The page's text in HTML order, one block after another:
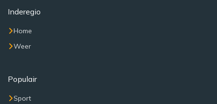
Inderegio
Home
Weer
Populair
Sport